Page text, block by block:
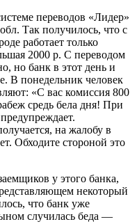
переводов «Лидер»
Так получилось, что с
работает только
2000 р. С переводом
но банк в этот день и
В понедельник человек
«С вас комиссия 800
средь бела дня! При
на жалобу в
Обходите стороной это
у этого банка,
некоторый
что банк уже
случилась беда —